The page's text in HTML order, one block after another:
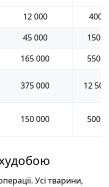
12 000
400
45 000
1500
165 000
5500
375 000 12 500
150 000 5000
Усі тварини,